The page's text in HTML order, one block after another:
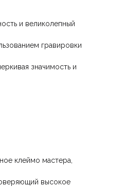
и великолепный
гравировки
значимость и
клеймо мастера,
высокое